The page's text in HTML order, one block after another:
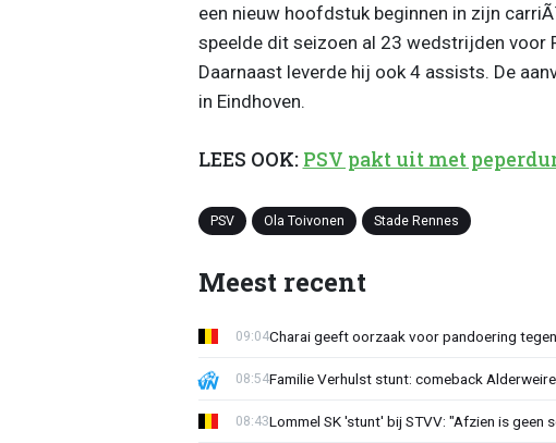
een nieuw hoofdstuk beginnen in zijn
speelde dit seizoen al 23 wedstrijden voor
Daarnaast leverde hij ook 4 assists. De
in Eindhoven.
LEES OOK: PSV pakt uit met
PSV Ola Toivonen Stade Rennes
Meest recent
Charai geeft oorzaak voor pandoering
09:04
Familie Verhulst stunt: comeback
08:54
Lommel SK 'stunt' bij STVV: "Afzien is geen
08:43